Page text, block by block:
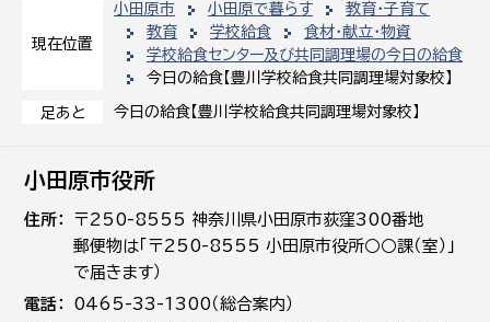
現在位置
小田原市 小田原で暮らす
教育・子育て
教育
学校給食
食材・献立・物資
学校給食センター及び共同調理場の今日の給食
今日の給食【豊川学校給食共同調理場対象校】
足あと 今日の給食【豊川学校給食共同調理場対象校】
小田原市役所
住所
〒250-8555 神奈川県小田原市荻窪300番地
郵便物は「〒250-8555 小田原市役所○○課（室）」
で届きます）
電話
0465-33-1300（総合案内）